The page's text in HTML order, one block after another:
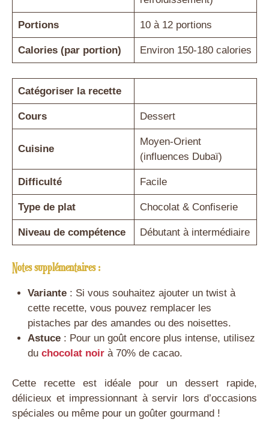
Portions 10 à 12 portions
Calories (par portion) Environ 150-180 calories
Catégoriser la recette
Cours Dessert
Cuisine
Moyen-Orient
(influences Dubaï)
Difficulté Facile
Type de plat Chocolat & Confiserie
Niveau de compétence Débutant à intermédiaire
Notes supplémentaires :
Variante: Si vous souhaitez ajouter un twist à
cette recette, vous pouvez remplacer les
pistaches par des amandes ou des noisettes.
Astuce: Pour un goût encore plus intense, utilisez
du chocolat noirà 70% de cacao.
Cette recette est idéale pour un dessert rapide,
délicieux et impressionnant à servir lors d’occasions
spéciales ou même pour un goûter gourmand !